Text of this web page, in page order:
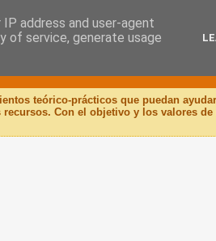
teórico-prácticos que puedan
Con el objetivo y los valores
address and user-agent
of service, generate usage